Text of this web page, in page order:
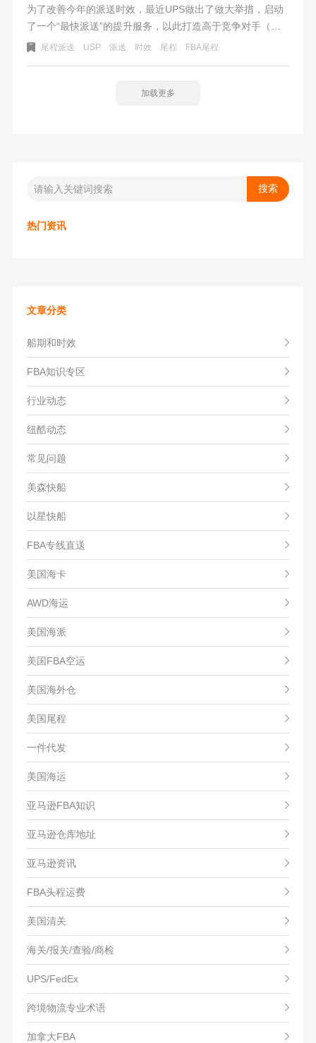
为了改善今年的派送时效，最近UPS做出了做大举措，启动
了一个“最快派送”的提升服务，以此打造高于竞争对手（主
要是美国本地快递FEDEX）的时效。UPS还投入了
尾程派送 USP 派送 时效 尾程 FBA尾程
加载更多
热门资讯
文章分类
船期和时效
FBA知识专区
行业动态
纽酷动态
常见问题
美森快船
以星快船
FBA专线直送
美国海卡
AWD海运
美国海派
美国FBA空运
美国海外仓
美国尾程
一件代发
美国海运
亚马逊FBA知识
亚马逊仓库地址
亚马逊资讯
FBA头程运费
美国清关
海关/报关/查验/商检
UPS/FedEx
跨境物流专业术语
加拿大FBA